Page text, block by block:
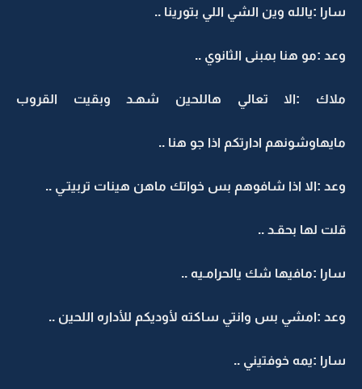
سارا :يالله وين الشي اللي بتورينا ..
وعد :مو هنا بمبنى الثانوي ..
ملاك :الا تعالي هاللحين شهـد وبقيت القروب
مايهاوشونهم ادارتكم اذا جو هنا ..
وعد :الا اذا شافوهم بس خواتك ماهن هينات تربيتـي ..
قلت لها بحقـد ..
سارا :مافيها شك يالحرامـيه ..
وعد :امشي بس وانتي ساكته لأوديكم للأداره اللحين ..
سارا :يمه خوفتيني ..